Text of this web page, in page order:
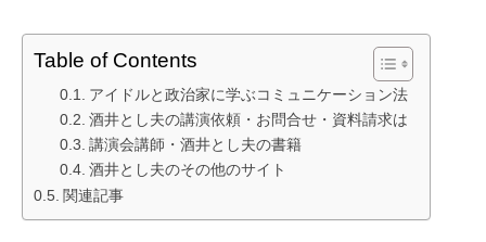
Table of Contents
アイドルと政治家に学ぶコミュニケーション法
酒井とし夫の講演依頼・お問合せ・資料請求は
講演会講師・酒井とし夫の書籍
酒井とし夫のその他のサイト
関連記事